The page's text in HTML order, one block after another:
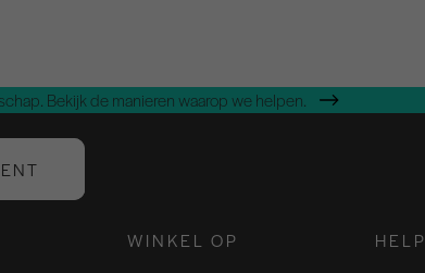
Bekijk de manieren waarop we helpen.
WINKEL OP HELP